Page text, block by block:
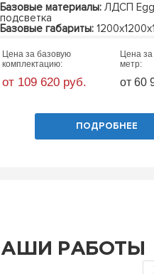
Базовые материалы: ЛДСП
подсветка
Базовые габариты:
Цена за базовую
комплектацию:
от 109 620 руб.
Цена
метр:
от 60
ПОДРОБНЕЕ
РАБОТЫ